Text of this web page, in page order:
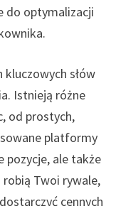
do optymalizacji
kluczowych słów
Istnieją różne
od prostych,
platformy
pozycje, ale także
Twoi rywale,
cennych